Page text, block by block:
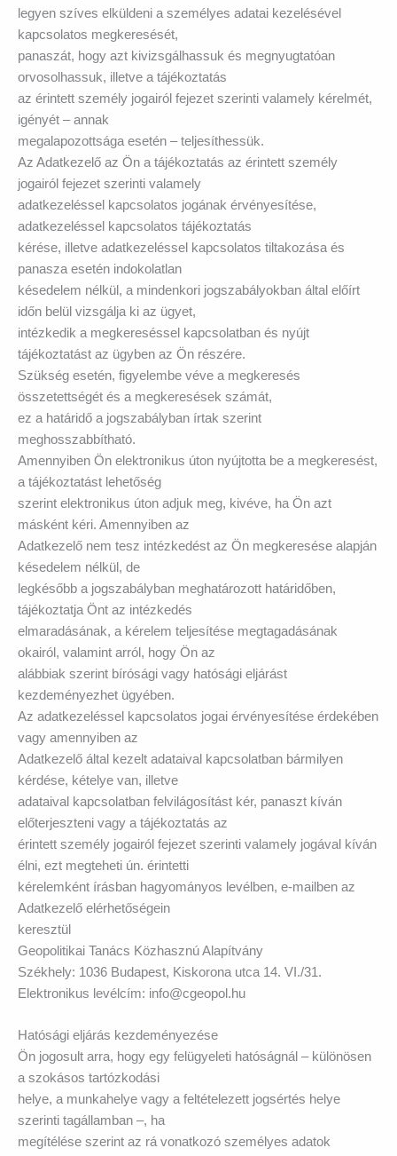
legyen szíves elküldeni a személyes adatai kezelésével
kapcsolatos megkeresését,
panaszát, hogy azt kivizsgálhassuk és megnyugtatóan
orvosolhassuk, illetve a tájékoztatás
az érintett személy jogairól fejezet szerinti valamely kérelmét,
igényét – annak
megalapozottsága esetén – teljesíthessük.
Az Adatkezelő az Ön a tájékoztatás az érintett személy
jogairól fejezet szerinti valamely
adatkezeléssel kapcsolatos jogának érvényesítése,
adatkezeléssel kapcsolatos tájékoztatás
kérése, illetve adatkezeléssel kapcsolatos tiltakozása és
panasza esetén indokolatlan
késedelem nélkül, a mindenkori jogszabályokban által előírt
időn belül vizsgálja ki az ügyet,
intézkedik a megkereséssel kapcsolatban és nyújt
tájékoztatást az ügyben az Ön részére.
Szükség esetén, figyelembe véve a megkeresés
összetettségét és a megkeresések számát,
ez a határidő a jogszabályban írtak szerint
meghosszabbítható.
Amennyiben Ön elektronikus úton nyújtotta be a megkeresést,
a tájékoztatást lehetőség
szerint elektronikus úton adjuk meg, kivéve, ha Ön azt
másként kéri. Amennyiben az
Adatkezelő nem tesz intézkedést az Ön megkeresése alapján
késedelem nélkül, de
legkésőbb a jogszabályban meghatározott határidőben,
tájékoztatja Önt az intézkedés
elmaradásának, a kérelem teljesítése megtagadásának
okairól, valamint arról, hogy Ön az
alábbiak szerint bírósági vagy hatósági eljárást
kezdeményezhet ügyében.
Az adatkezeléssel kapcsolatos jogai érvényesítése érdekében
vagy amennyiben az
Adatkezelő által kezelt adataival kapcsolatban bármilyen
kérdése, kételye van, illetve
adataival kapcsolatban felvilágosítást kér, panaszt kíván
előterjeszteni vagy a tájékoztatás az
érintett személy jogairól fejezet szerinti valamely jogával kíván
élni, ezt megteheti ún. érintetti
kérelemként írásban hagyományos levélben, e-mailben az
Adatkezelő elérhetőségein
keresztül
Geopolitikai Tanács Közhasznú Alapítvány
Székhely: 1036 Budapest, Kiskorona utca 14. VI./31.
Elektronikus levélcím: info@cgeopol.hu
Hatósági eljárás kezdeményezése
Ön jogosult arra, hogy egy felügyeleti hatóságnál – különösen
a szokásos tartózkodási
helye, a munkahelye vagy a feltételezett jogsértés helye
szerinti tagállamban –, ha
megítélése szerint az rá vonatkozó személyes adatok